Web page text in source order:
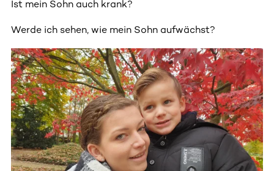
Ist mein Sohn auch krank?
Werde ich sehen, wie mein Sohn aufwächst?